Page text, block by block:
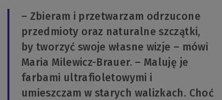
– Zbieram i przetwarzam odrzucone
przedmioty oraz naturalne szczątki,
by tworzyć swoje własne wizje – mówi
Maria Milewicz-Brauer. – Maluję je
farbami ultrafioletowymi i
umieszczam w starych walizkach. Choć